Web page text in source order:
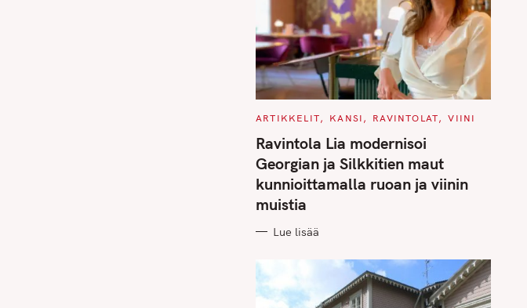
C
T
E
G
O
R
I
S
ARTIKKELIT KANSI RAVINTOLAT VIINI
Ravintola Lia modernisoi
Georgian ja Silkkitien maut
kunnioittamalla ruoan ja viinin
muistia
Lue lisää